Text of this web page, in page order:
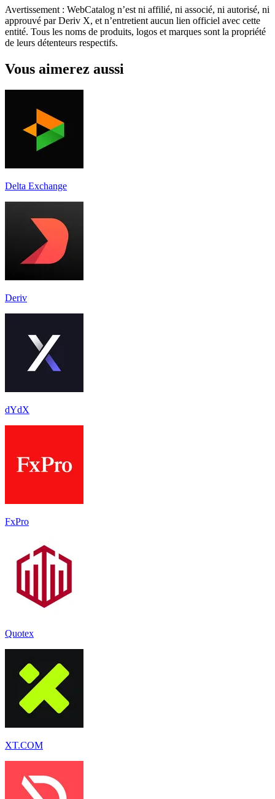
Avertissement : WebCatalog n’est ni affilié, ni associé, ni autorisé, ni
approuvé par Deriv X, et n’entretient aucun lien officiel avec cette
entité. Tous les noms de produits, logos et marques sont la propriété
de leurs détenteurs respectifs.
Vous aimerez aussi
Delta Exchange
Deriv
dYdX
FxPro
Quotex
XT.COM